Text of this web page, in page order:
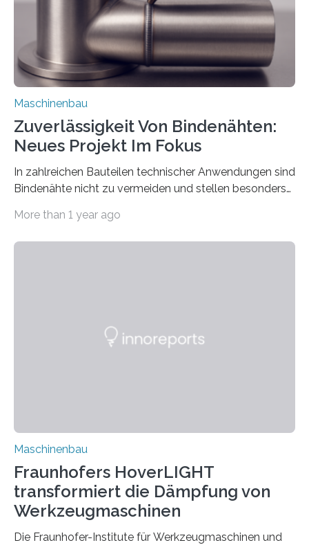
vom 23. bis 25. September in Nürnberg…
Maschinenbau
Zuverlässigkeit Von Bindenähten:
Neues Projekt Im Fokus
In zahlreichen Bauteilen technischer Anwendungen sind
Bindenähte nicht zu vermeiden und stellen besonders
Matrixmaterials eine große Herausforderung dar.
Durch den verstärkten Einsatz von Rezyklaten
More than 1 year ago
Maschinenbau
Fraunhofers HoverLIGHT
transformiert die Dämpfung von
Werkzeugmaschinen
Die Fraunhofer-Institute für Werkzeugmaschinen und